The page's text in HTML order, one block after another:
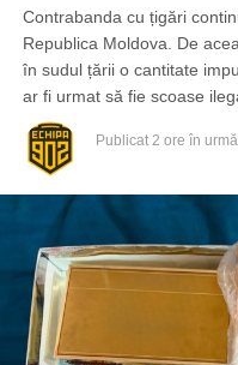
Contrabanda cu țigări
Republica Moldova. De
în sudul țării o cantitate
ar fi urmat să fie scoase
Publicat 2 ore în urmă